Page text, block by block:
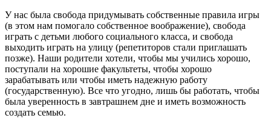
У нас была свобода придумы­вать собственные правила игры
(в этом нам помогало собственное воображение), свобода
играть с детьми любого социального клас­са, и свобода
выходить играть на улицу (репетиторов стали пригла­шать
позже). Наши родители хо­тели, чтобы мы учились хорошо,
поступали на хорошие факульте­ты, чтобы хорошо
зарабатывать или чтобы иметь надежную ра­боту
(государственную). Все что угодно, лишь бы работать, чтобы
была уверенность в завтрашнем дне и иметь возможность
создать семью.